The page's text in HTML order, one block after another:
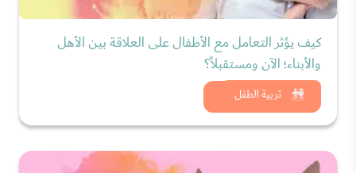
تربية الطفل
كيف يؤثر التعامل مع الأطفال على العلاقة بين الأهل
والأبناء؛ الآن ومستقبلاً؟
شاهد الان